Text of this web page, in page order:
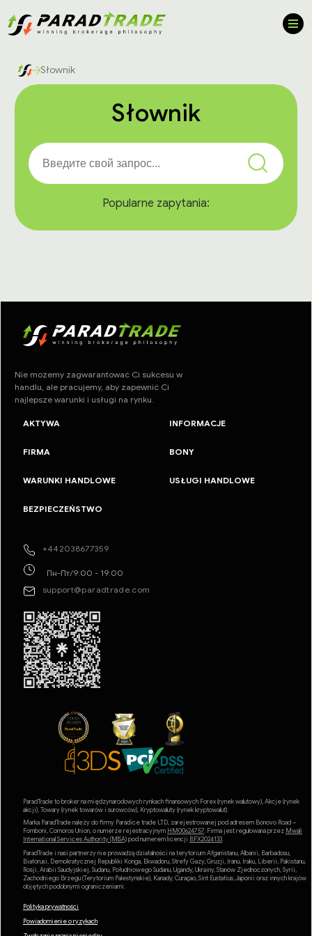
Słownik
Słownik
Popularne zapytania:
Nie możemy zagwarantować Ci sukcesu w
handlu, ale pracujemy, aby zapewnić Ci
najlepsze warunki i usługi na rynku.
+442038677359
Пн-Пт/9:00 - 19:00
support@paradtrade.com
AKTYWA INFORMACJE
FIRMA BONY
WARUNKI HANDLOWE USŁUGI HANDLOWE
BEZPIECZEŃSTWO
ParadTrade to broker na międzynarodowych rynkach finansowych Forex (rynek walutowy), Akcje (rynek
akcji), Towary (rynek towarów i surowców), Kryptowaluty (rynek kryptowalut).
Marka ParadTrade należy do firmy Paradice trade LTD, zarejestrowanej pod adresem Bonovo Road –
Fomboni, Comoros Union, o numerze rejestracyjnym HM00624757. Firma jest regulowana przez Mwali
International Services Authority (MlSA)pod numerem licencji BFX2024133.
ParadTrade i nasi partnerzy nie prowadzą działalności na terytorium Afganistanu, Albanii, Barbadosu,
Białorusi, Demokratycznej Republiki Konga, Ekwadoru, Strefy Gazy, Gruzji, Iranu, Iraku, Liberii, Pakistanu,
Rosji, Arabii Saudyjskiej, Sudanu, Południowego Sudanu, Ugandy, Ukrainy, Stanów Zjednoczonych, Syrii,
Zachodniego Brzegu (Terytorium Palestyńskie), Kanady, Curaçao, Sint Eustatius, Japonii oraz innych krajów
objętych podobnymi ograniczeniami.
Polityka prywatności
Powiadomienie o ryzykach